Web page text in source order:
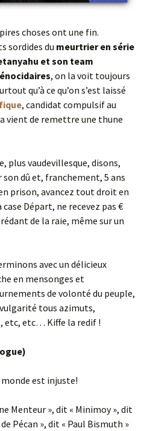
choses ont une fin.
sordides du meurtrier en série
et son team
, on la voit toujours
qu’à ce qu’on s’est laissé
, candidat compulsif au
vient de remettre une thune
plus vaudevillesque, disons,
dû et, franchement, 5 ans
prison, avancez tout droit en
Départ, ne recevez pas €
de la raie, même sur un
avec un délicieux
en mensonges et
de volonté du peuple,
tous azimuts,
etc, etc… Kiffe la redif !
monde est injuste!
Menteur », dit « Minimoy », dit
Pécan », dit « Paul Bismuth »